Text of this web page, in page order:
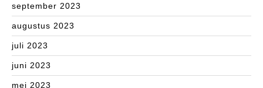
september 2023
augustus 2023
juli 2023
juni 2023
mei 2023